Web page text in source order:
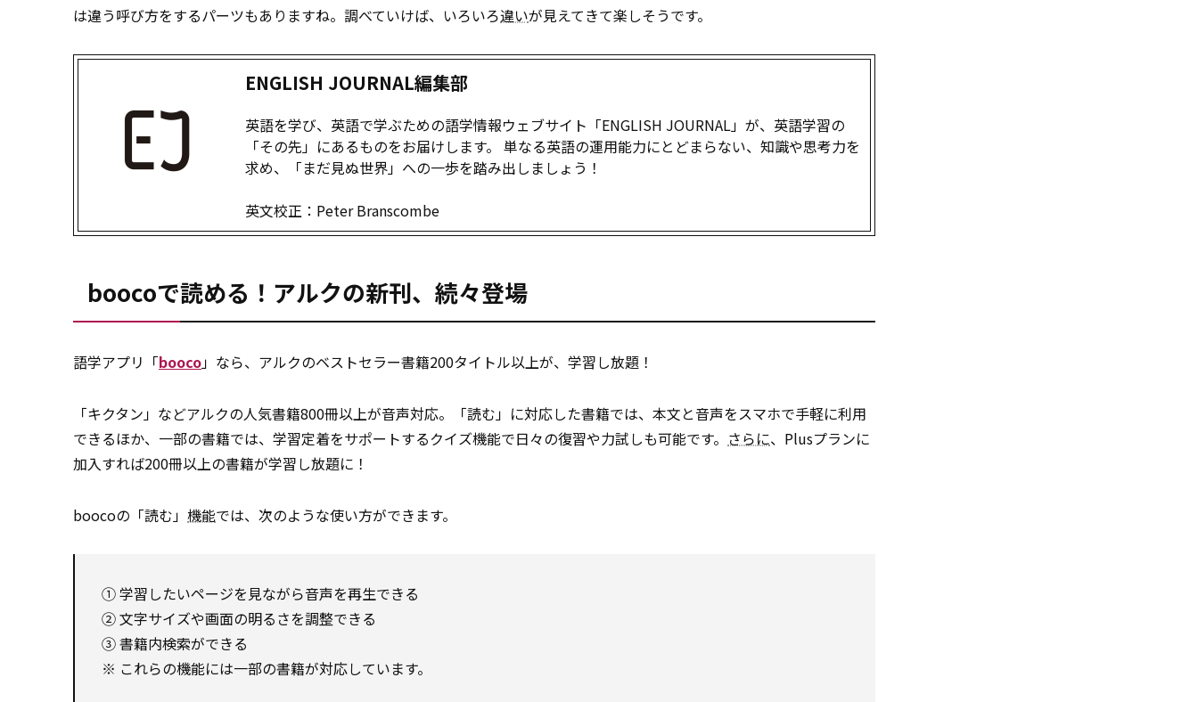
は違う呼び方をするパーツもありますね。調べていけば、いろいろ違いが見えてきて楽しそうです。
ENGLISH JOURNAL編集部
英語を学び、英語で学ぶための語学情報ウェブサイト「ENGLISH JOURNAL」が、英語学習の
「その先」にあるものをお届けします。 単なる英語の運用能力にとどまらない、知識や思考力を
求め、「まだ見ぬ世界」への一歩を踏み出しましょう！
英文校正：Peter Branscombe
boocoで読める！アルクの新刊、続々登場
語学アプリ「booco」なら、アルクのベストセラー書籍200タイトル以上が、学習し放題！
「キクタン」などアルクの人気書籍800冊以上が音声対応。「読む」に対応した書籍では、本文と音声をスマホで手軽に利用
できるほか、一部の書籍では、学習定着をサポートするクイズ機能で日々の復習や力試しも可能です。 さらに、Plusプランに
加入すれば200冊以上の書籍が学習し放題に！
boocoの「読む」 機能では、次のような使い方ができます。
① 学習したいページを見ながら音声を再生できる
② 文字サイズや画面の明るさを調整できる
③ 書籍内検索ができる
※ これらの機能には一部の書籍が対応しています。